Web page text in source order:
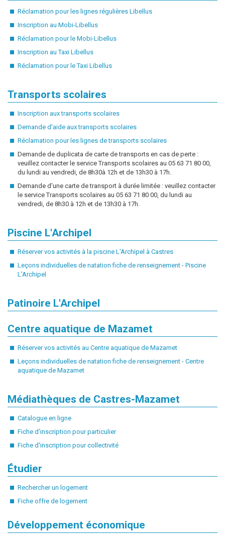
Réclamation pour les lignes régulières Libellus
Inscription au Mobi-Libellus
Réclamation pour le Mobi-Libellus
Inscription au Taxi Libellus
Réclamation pour le Taxi Libellus
Transports scolaires
Inscription aux transports scolaires
Demande d'aide aux transports scolaires
Réclamation pour les lignes de transports scolaires
Demande de duplicata de carte de transports en cas de perte :
veuillez contacter le service Transports scolaires au 05 63 71 80 00,
du lundi au vendredi, de 8h30à 12h et de 13h30 à 17h.
Demande d'une carte de transport à durée limitée : veuillez contacter
le service Transports scolaires au 05 63 71 80 00, du lundi au
vendredi, de 8h30 à 12h et de 13h30 à 17h.
Piscine L'Archipel
Réserver vos activités à la piscine L'Archipel à Castres
Leçons individuelles de natation fiche de renseignement - Piscine
L'Archipel
Patinoire L'Archipel
Centre aquatique de Mazamet
Réserver vos activités au Centre aquatique de Mazamet
Leçons individuelles de natation fiche de renseignement - Centre
aquatique de Mazamet
Médiathèques de Castres-Mazamet
Catalogue en ligne
Fiche d'inscription pour particulier
Fiche d'inscription pour collectivité
Étudier
Rechercher un logement
Fiche offre de logement
Développement économique